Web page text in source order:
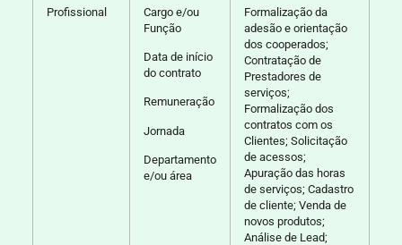
Profissional
Cargo e/ou
Função
Data de início
do contrato
Remuneração
Jornada
Departamento
e/ou área
Formalização da
adesão e orientação
dos cooperados;
Contratação de
Prestadores de
serviços;
Formalização dos
contratos com os
Clientes; Solicitação
de acessos;
Apuração das horas
de serviços; Cadastro
de cliente; Venda de
novos produtos;
Análise de Lead;